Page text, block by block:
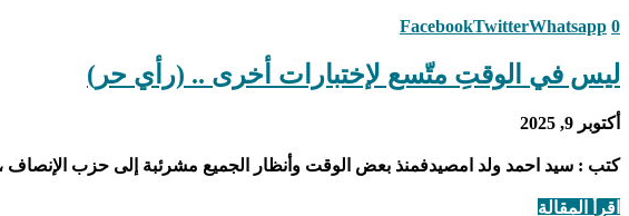
0
FacebookTwitterWhatsapp
ليس في الوقتِ متّسع لإختبارات أخرى .. (رأي حر)
أكتوبر 9, 2025
كتب : سيد احمد ولد امصيدفمنذ بعض الوقت وأنظار الجميع مشرئبة إلى حزب
اقرأ المقالة